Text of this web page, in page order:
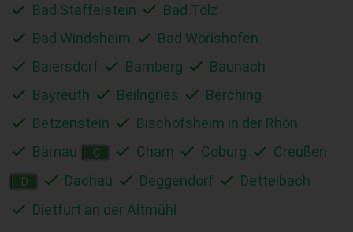
Bad Staffelstein
Bad Tölz
Bad Windsheim
Bad Wörishofen
Baiersdorf
Bamberg
Baunach
Bayreuth
Beilngries
Berching
Betzenstein
Bischofsheim in der Rhön
Bärnau
C Cham Coburg Creußen
D Dachau Deggendorf
Dettelbach
Dietfurt an der Altmühl